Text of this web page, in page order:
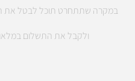
במקרה שתתחרט תוכל לבטל את הרכישה עד 24
ולקבל את התשלום